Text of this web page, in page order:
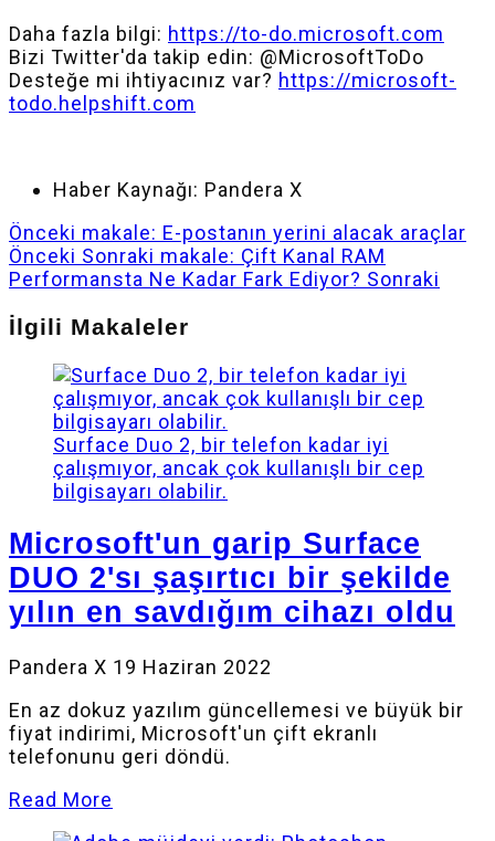
Daha fazla bilgi: https://to-do.microsoft.com
Bizi Twitter'da takip edin: @MicrosoftToDo
Desteğe mi ihtiyacınız var? https://microsoft-
todo.helpshift.com
Haber Kaynağı: Pandera X
Önceki makale: E-postanın yerini alacak araçlar
Önceki Sonraki makale: Çift Kanal RAM
Performansta Ne Kadar Fark Ediyor? Sonraki
İlgili Makaleler
Surface Duo 2, bir telefon kadar iyi
çalışmıyor, ancak çok kullanışlı bir cep
bilgisayarı olabilir.
Microsoft'un garip Surface
DUO 2'sı şaşırtıcı bir şekilde
yılın en savdığım cihazı oldu
Pandera X 19 Haziran 2022
En az dokuz yazılım güncellemesi ve büyük bir
fiyat indirimi, Microsoft'un çift ekranlı
telefonunu geri döndü.
Read More